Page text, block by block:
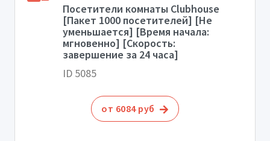
Посетители комнаты Clubhouse
[Пакет 1000 посетителей] [Не
уменьшается] [Время начала:
мгновенно] [Скорость:
завершение за 24 часа]
ID 5085
от 6084 руб